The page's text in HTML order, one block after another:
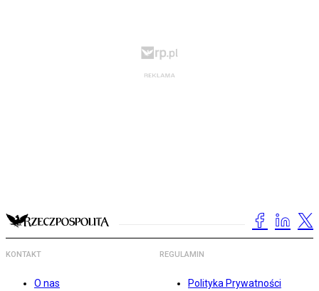
KONTAKT
O nas
REGULAMIN
Polityka Prywatności